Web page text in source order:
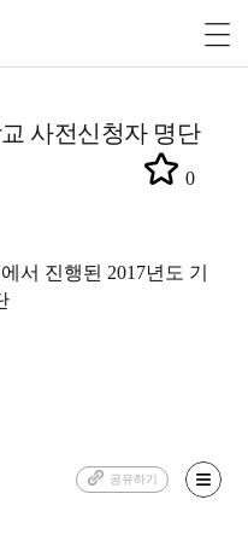
사전신청자 명단
0
서 진행된 2017년도 기
공유하기